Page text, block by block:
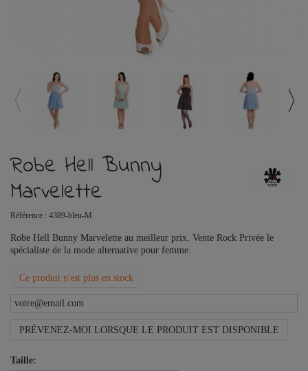
Robe Hell Bunny
Marvelette
Référence : 4389-bleu-M
Robe Hell Bunny Marvelette au meilleur prix. Vente Rock Privée le
spécialiste de la mode alternative pour femme.
Ce produit n'est plus en stock
PRÉVENEZ-MOI LORSQUE LE PRODUIT EST DISPONIBLE
Taille: